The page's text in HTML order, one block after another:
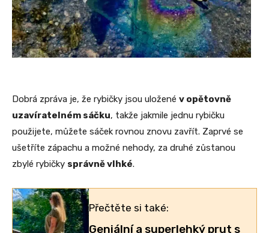
Dobrá zpráva je, že rybičky jsou uložené v opětovně
uzavíratelném sáčku, takže jakmile jednu rybičku
použijete, můžete sáček rovnou znovu zavřít. Zaprvé se
ušetříte zápachu a možné nehody, za druhé zůstanou
zbylé rybičky správně vlhké.
Přečtěte si také:
Geniální a superlehký prut s